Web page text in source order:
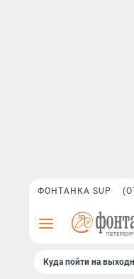
ФОНТАНКА SUP
Куда пойти на